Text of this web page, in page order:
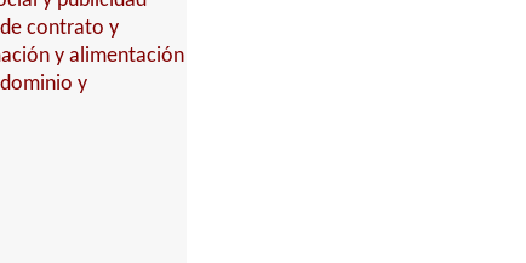
contrato y
y alimentación
y